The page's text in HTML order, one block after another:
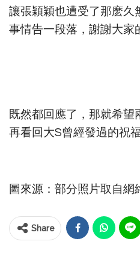
讓張穎穎也遭受了那麽久
事情告一段落，謝謝大家
既然都回應了，那就希望
再看回大S曾經發過的祝
圖來源：部分照片取自網
Share